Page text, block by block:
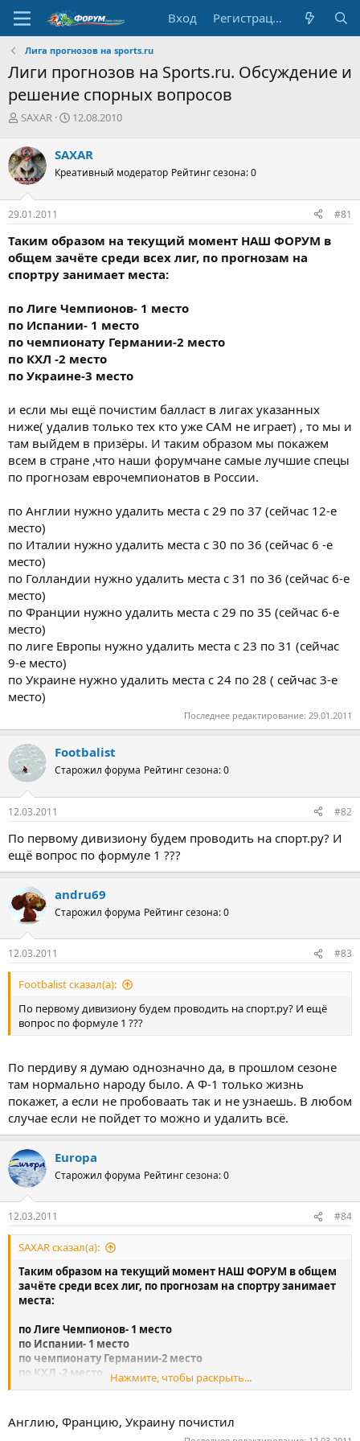
Вход Регистрация
Лига прогнозов на sports.ru
Лиги прогнозов на Sports.ru. Обсуждение и
решение спорных вопросов
А
т
о
р
т
е
м
SAXAR
Д
а
н
ч
а
12.08.2010
SAXAR
Креативный модератор Рейтинг сезона: 0
29.01.2011 #81
Таким образом на текущий момент НАШ ФОРУМ в
общем зачёте среди всех лиг, по прогнозам на
спортру занимает места:
по Лиге Чемпионов- 1 место
по Испании- 1 место
по чемпионату Германии-2 место
по КХЛ -2 место
по Украине-3 место
и если мы ещё почистим балласт в лигах указанных
ниже( удалив только тех кто уже САМ не играет) , то мы и
там выйдем в призёры. И таким образом мы покажем
всем в стране ,что наши форумчане самые лучшие спецы
по прогнозам еврочемпионатов в России.
по Англии нужно удалить места с 29 по 37 (сейчас 12-е
место)
по Италии нужно удалить места с 30 по 36 (сейчас 6 -е
место)
по Голландии нужно удалить места с 31 по 36 (сейчас 6-е
место)
по Франции нужно удалить места с 29 по 35 (сейчас 6-е
место)
по лиге Европы нужно удалить места с 23 по 31 (сейчас
9-е место)
по Украине нужно удалить места с 24 по 28 ( сейчас 3-е
место)
Последнее редактирование: 29.01.2011
Footbalist
Старожил форума Рейтинг сезона: 0
12.03.2011 #82
По первому дивизиону будем проводить на спорт.ру? И
ещё вопрос по формуле 1 ???
andru69
Старожил форума Рейтинг сезона: 0
12.03.2011 #83
Footbalist сказал(а):
По первому дивизиону будем проводить на спорт.ру? И ещё
вопрос по формуле 1 ???
По пердиву я думаю однозначно да, в прошлом сезоне
там нормально народу было. А Ф-1 только жизнь
покажет, а если не пробоваать так и не узнаешь. В любом
случае если не пойдет то можно и удалить всё.
Europa
Старожил форума Рейтинг сезона: 0
12.03.2011 #84
SAXAR сказал(а):
Таким образом на текущий момент НАШ ФОРУМ в общем
зачёте среди всех лиг, по прогнозам на спортру занимает
места:
по Лиге Чемпионов- 1 место
по Испании- 1 место
по чемпионату Германии-2 место
по КХЛ -2 место
по Украине-3 место
и если мы ещё почистим балласт в лигах указанных ниже(
удалив только тех кто уже САМ не играет) , то мы и там выйдем
Нажмите, чтобы раскрыть...
Англию, Францию, Украину почистил